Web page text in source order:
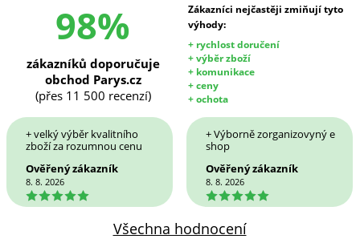
98%
Zákazníci nejčastěji zmiňují tyto
výhody:
+ rychlost doručení
+ výběr zboží
+ komunikace
+ ceny
+ ochota
zákazníků doporučuje
obchod Parys.cz
(přes 11 500 recenzí)
+ velký výběr kvalitního
zboží za rozumnou cenu
Ověřený zákazník
8. 8. 2026
5
+ Výborně zorganizovyný e
shop
Ověřený zákazník
8. 8. 2026
5
Všechna hodnocení